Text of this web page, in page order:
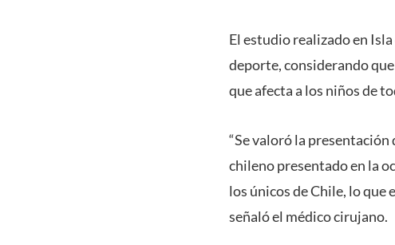
El estudio realizado en
deporte, considerando
que afecta a los niños de
“Se valoró la
chileno presentado en la
los únicos de Chile, lo que
señaló el médico cirujano.